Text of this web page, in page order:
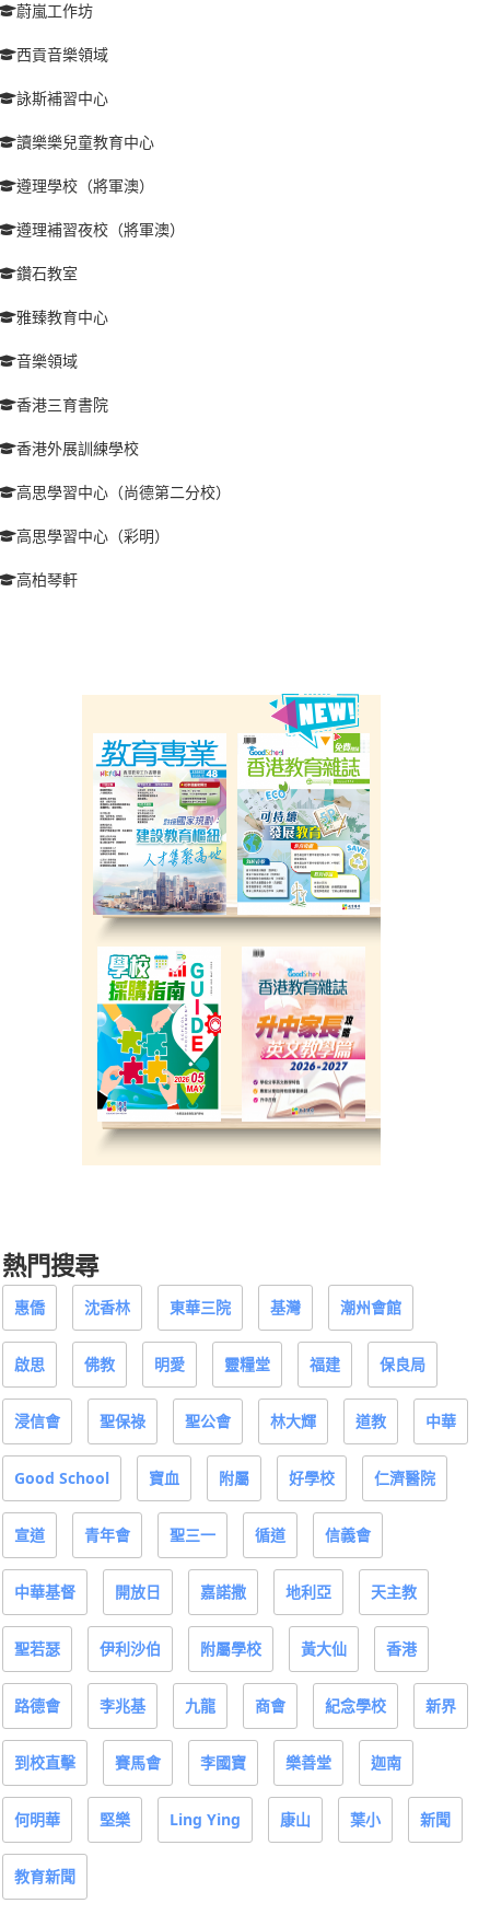
蔚嵐工作坊
西貢音樂領域
詠斯補習中心
讀樂樂兒童教育中心
遵理學校（將軍澳）
遵理補習夜校（將軍澳）
鑽石教室
雅臻教育中心
音樂領域
香港三育書院
香港外展訓練學校
高思學習中心（尚德第二分校）
高思學習中心（彩明）
高柏琴軒
熱門搜尋
惠僑 沈香林 東華三院 基灣 潮州會館
啟思 佛教 明愛 靈糧堂 福建 保良局
浸信會 聖保祿 聖公會 林大輝 道教 中華
Good School 寶血 附屬 好學校 仁濟醫院
宣道 青年會 聖三一 循道 信義會
中華基督 開放日 嘉諾撒 地利亞 天主教
聖若瑟 伊利沙伯 附屬學校 黃大仙 香港
路德會 李兆基 九龍 商會 紀念學校 新界
到校直擊 賽馬會 李國寶 樂善堂 迦南
何明華 堅樂 Ling Ying 康山 葉小 新聞
教育新聞